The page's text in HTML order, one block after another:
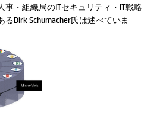
・組織局のITセキュリティ・IT戦略
Dirk Schumacher氏は述べていま